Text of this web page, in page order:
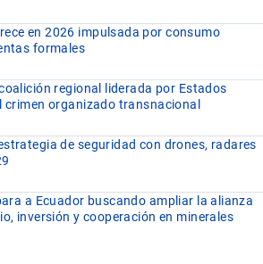
en 2026 impulsada por consumo
formales
regional liderada por Estados
crimen organizado transnacional
de seguridad con drones, radares
a Ecuador buscando ampliar la alianza
inversión y cooperación en minerales